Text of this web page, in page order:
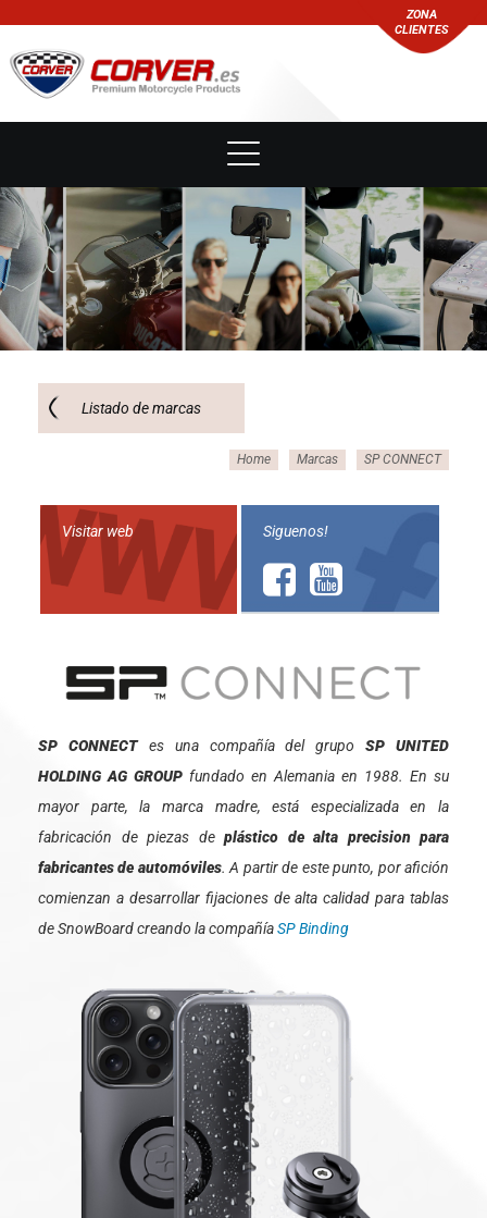
ZONA
CLIENTES
Listado de marcas
Home Marcas SP CONNECT
Visitar web Siguenos!
SP CONNECTes una compañía del grupoSP UNITED
HOLDING AG GROUP fundado en Alemania en 1988. En su
mayor parte, la marca madre, está especializada en la
fabricación de piezas de plástico de alta precision para
fabricantes de automóviles. A partir de este punto, por afición
comienzan a desarrollar fijaciones de alta calidad para tablas
de SnowBoard creando la compañíaSP Binding